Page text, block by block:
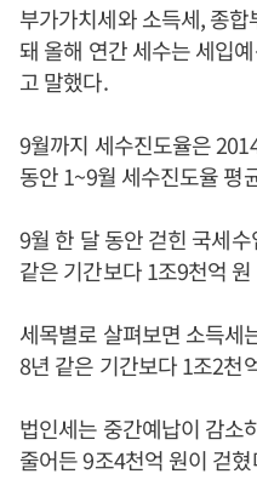
부가가치세와 소득세, 종
돼 올해 연간 세수는 세입
고 말했다.
9월까지 세수진도율은
동안 1~9월 세수진도율 평
9월 한 달 동안 걷힌 국세
같은 기간보다 1조9천억
세목별로 살펴보면 소득세
8년 같은 기간보다 1조2천
법인세는 중간예납이 감소
줄어든 9조4천억 원이 걷